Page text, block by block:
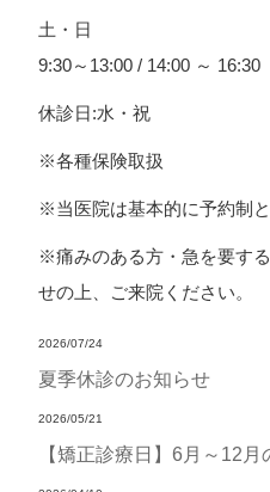
土・日
9:30～13:00 / 14:00 ～ 16:30
休診日:水・祝
※各種保険取扱
※当医院は基本的に予約制
※痛みのある方・急を要す
せの上、ご来院ください。
2026/07/24
夏季休診のお知らせ
2026/05/21
【矯正診療日】6月～12